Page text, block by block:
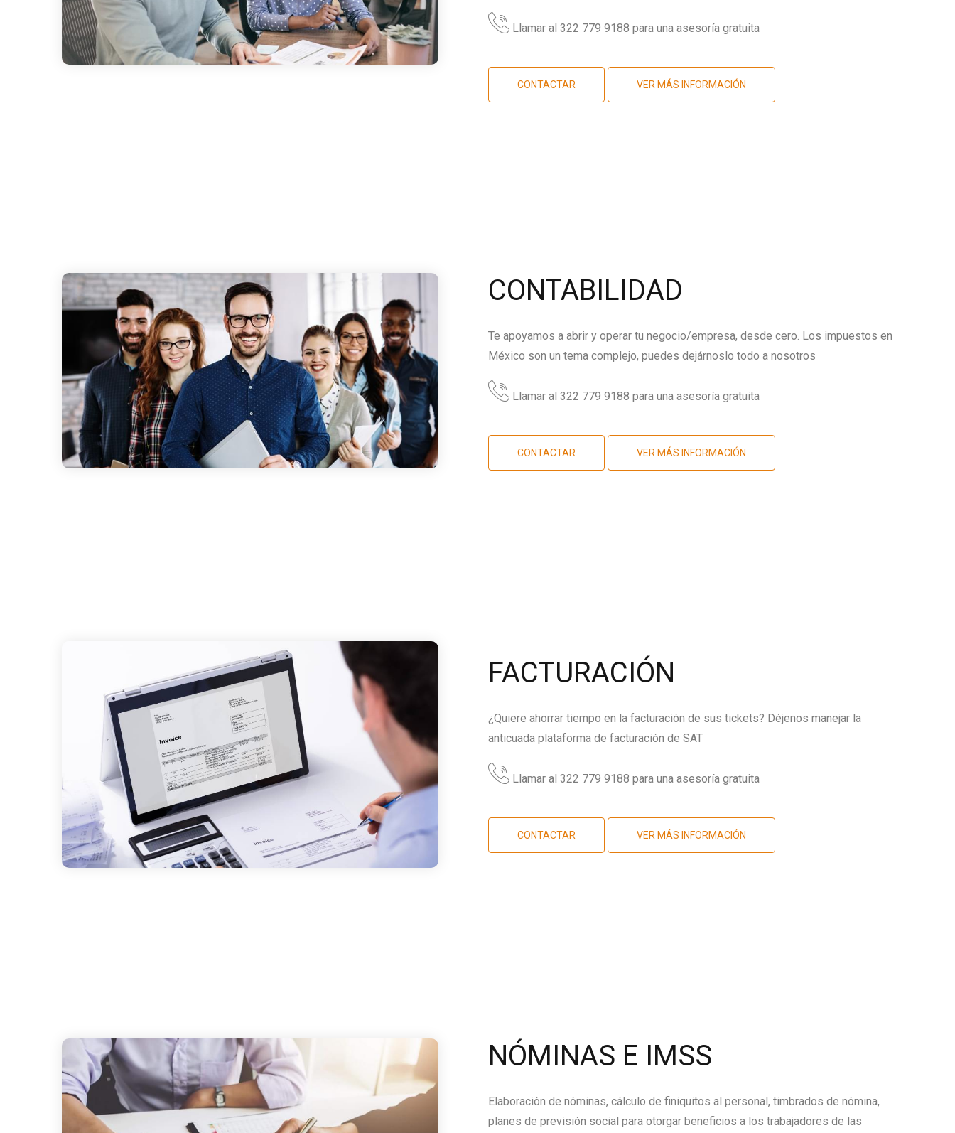
Llamar al 322 779 9188 para una asesoría gratuita
CONTACTAR VER MÁS INFORMACIÓN
CONTABILIDAD
Te apoyamos a abrir y operar tu negocio/empresa, desde cero. Los impuestos en
México son un tema complejo, puedes dejárnoslo todo a nosotros
Llamar al 322 779 9188 para una asesoría gratuita
CONTACTAR VER MÁS INFORMACIÓN
FACTURACIÓN
¿Quiere ahorrar tiempo en la facturación de sus tickets? Déjenos manejar la
anticuada plataforma de facturación de SAT
Llamar al 322 779 9188 para una asesoría gratuita
CONTACTAR VER MÁS INFORMACIÓN
NÓMINAS E IMSS
Elaboración de nóminas, cálculo de finiquitos al personal, timbrados de nómina,
planes de previsión social para otorgar beneficios a los trabajadores de las